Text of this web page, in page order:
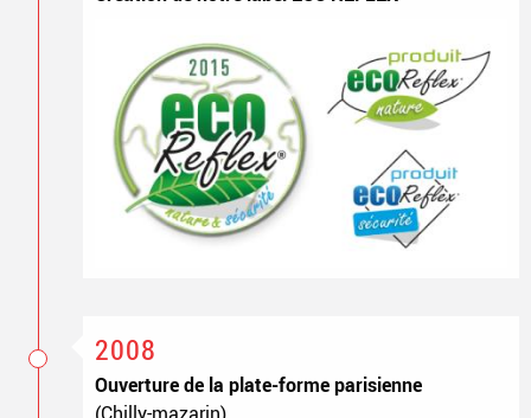
2008
Ouverture de la plate-forme parisienne